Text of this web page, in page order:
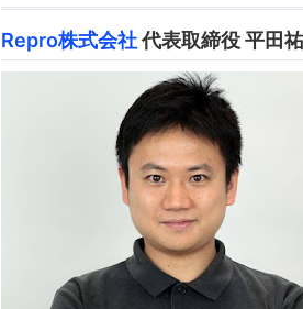
Repro株式会社代表取締役 平田